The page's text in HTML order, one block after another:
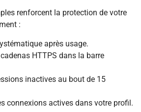
renforcent la protection de votre
:
après usage.
HTTPS dans la barre
inactives au bout de 15
connexions actives dans votre profil.